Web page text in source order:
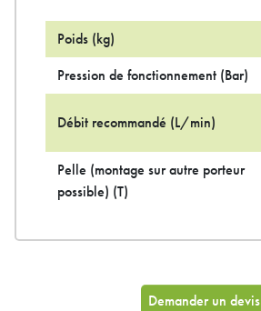
Poids (kg)
Pression de fonctionnement (Bar)
Débit recommandé (L/min)
Pelle (montage sur autre porteur
possible) (T)
Demander un devis